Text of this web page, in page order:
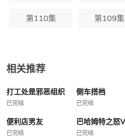
第110集 第109集
相关推荐
打工处是邪恶组织
已完结
侧车搭档
已完结
便利店男友
已完结 已完结